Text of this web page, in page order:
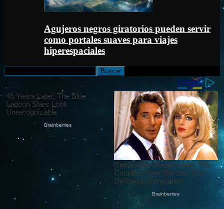
Agujeros negros giratorios pueden servir
como portales suaves para viajes
hiperespaciales